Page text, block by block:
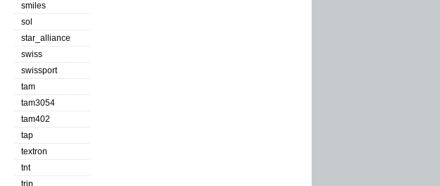
smiles
sol
star_alliance
swiss
swissport
tam
tam3054
tam402
tap
textron
tnt
trip